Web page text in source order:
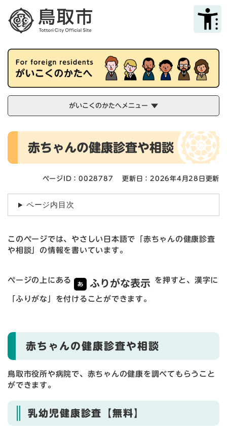
メニューを飛ばして本文へ
がいこくのかたへメニュー
本
赤ちゃんの健康診査や相談
ページID：0028787 更新日：2026年4月28日更新
ページ内目次
このページでは、やさしい日本語で「赤ちゃんの健康診査
や相談」の情報を書いています。
ページの上にある を押すと、漢字に
「ふりがな」を付けることができます。
赤ちゃんの健康診査や相談
鳥取市役所や病院で、赤ちゃんの健康を調べてもらうこと
ができます。
乳幼児健康診査【無料】